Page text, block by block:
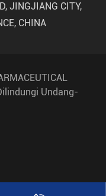
JINGJIANG CITY,
CHINA
Undang-